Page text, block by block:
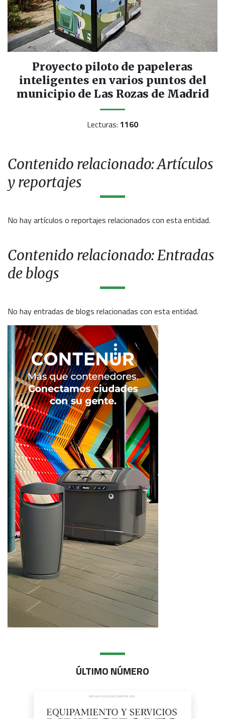
Proyecto piloto de papeleras
inteligentes en varios puntos del
municipio de Las Rozas de Madrid
Lecturas: 1160
Contenido relacionado: Artículos
y reportajes
No hay artículos o reportajes relacionados con esta entidad.
Contenido relacionado: Entradas
de blogs
No hay entradas de blogs relacionadas con esta entidad.
ÚLTIMO NÚMERO